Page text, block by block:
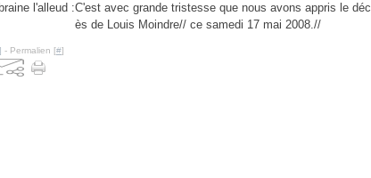
C'est avec grande tristesse que nous avons appris le déc
ès de Louis Moindre// ce samedi 17 mai 2008.//
] - Permalien [#]